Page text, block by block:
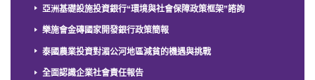
亞洲基礎設施投資銀行“環境與社會保障政策框架”諮詢
樂施會金磚國家開發銀行政策簡報
泰國農業投資對湄公河地區減貧的機遇與挑戰
全面認識企業社會責任報告